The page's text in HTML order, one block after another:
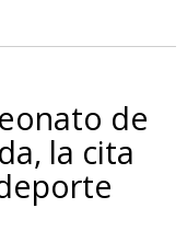
de
la cita